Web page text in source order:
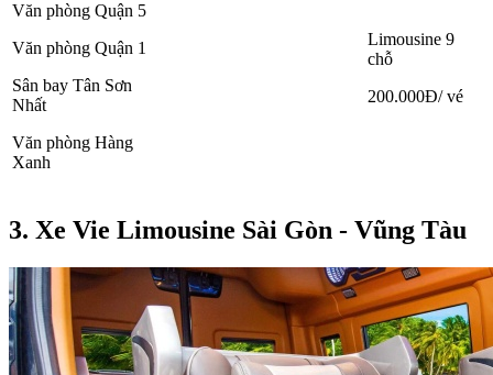
Văn phòng Quận 5
Văn phòng Quận 1
Sân bay Tân Sơn
Nhất
Văn phòng Hàng
Xanh
Limousine 9
chỗ
200.000Đ/ vé
3. Xe Vie Limousine Sài Gòn - Vũng Tàu